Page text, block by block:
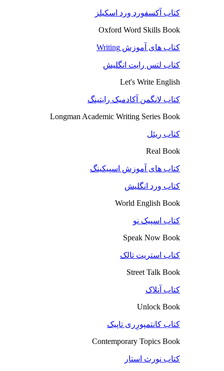
کتاب آکسفورد ورد اسکیلز
Oxford Word Skills Book
کتاب های آموزش Writing
کتاب لتس رایت انگلیش
Let's Write English
کتاب لانگمن آکادمیک رایتینگ
Longman Academic Writing Series Book
کتاب ریئل
Real Book
کتاب های آموزش اسپیکینگ
کتاب ورد انگلیش
World English Book
کتاب اسپیک نو
Speak Now Book
کتاب استریت تالک
Street Talk Book
کتاب آنلاک
Unlock Book
کتاب کانتمپورِری تاپیک
Contemporary Topics Book
کتاب نورث استار